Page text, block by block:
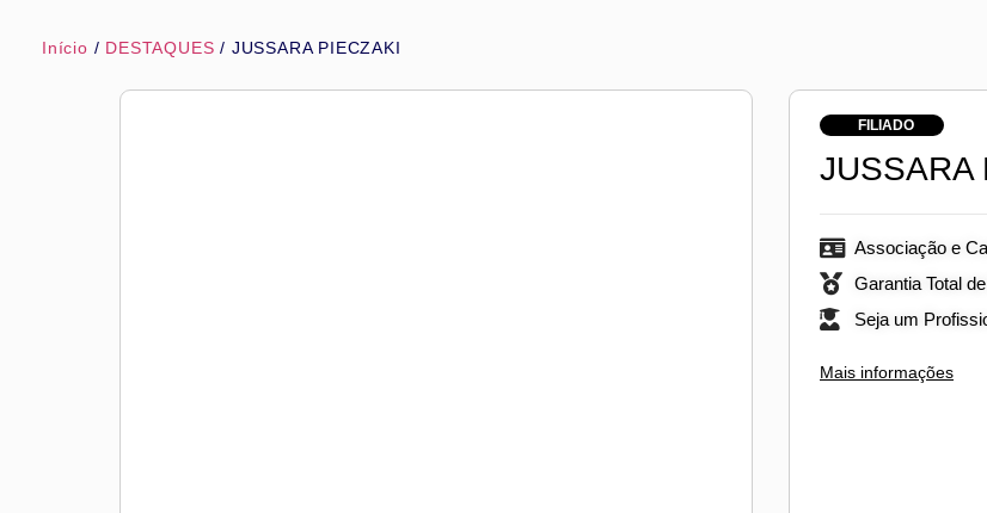
Início / DESTAQUES / JUSSARA PIECZAKI
FILIADO
JUSSARA
Associação e
Garantia Total
Seja um
Mais informações